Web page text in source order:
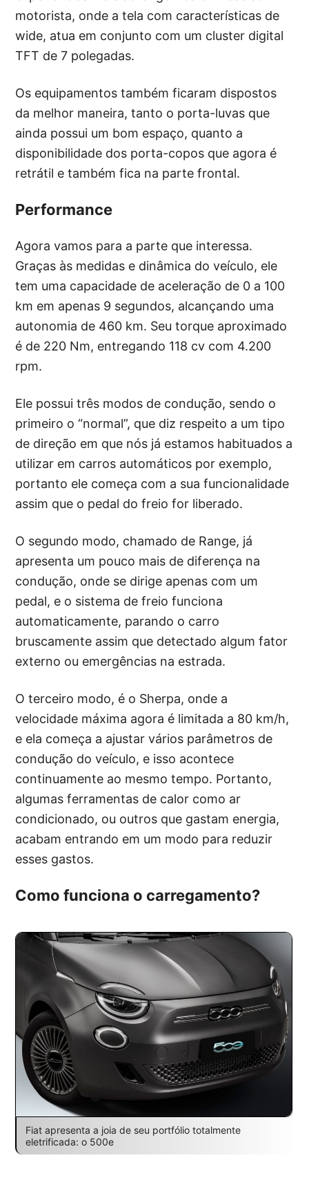
motorista, onde a tela com características de
wide, atua em conjunto com um cluster digital
TFT de 7 polegadas.
Os equipamentos também ficaram dispostos
da melhor maneira, tanto o porta-luvas que
ainda possui um bom espaço, quanto a
disponibilidade dos porta-copos que agora é
retrátil e também fica na parte frontal.
Performance
Agora vamos para a parte que interessa.
Graças às medidas e dinâmica do veículo, ele
tem uma capacidade de aceleração de 0 a 100
km em apenas 9 segundos, alcançando uma
autonomia de 460 km. Seu torque aproximado
é de 220 Nm, entregando 118 cv com 4.200
rpm.
Ele possui três modos de condução, sendo o
primeiro o “normal”, que diz respeito a um tipo
de direção em que nós já estamos habituados a
utilizar em carros automáticos por exemplo,
portanto ele começa com a sua funcionalidade
assim que o pedal do freio for liberado.
O segundo modo, chamado de Range, já
apresenta um pouco mais de diferença na
condução, onde se dirige apenas com um
pedal, e o sistema de freio funciona
automaticamente, parando o carro
bruscamente assim que detectado algum fator
externo ou emergências na estrada.
O terceiro modo, é o Sherpa, onde a
velocidade máxima agora é limitada a 80 km/h,
e ela começa a ajustar vários parâmetros de
condução do veículo, e isso acontece
continuamente ao mesmo tempo. Portanto,
algumas ferramentas de calor como ar
condicionado, ou outros que gastam energia,
acabam entrando em um modo para reduzir
esses gastos.
Como funciona o carregamento?
Fiat apresenta a joia de seu portfólio totalmente
eletrificada: o 500e